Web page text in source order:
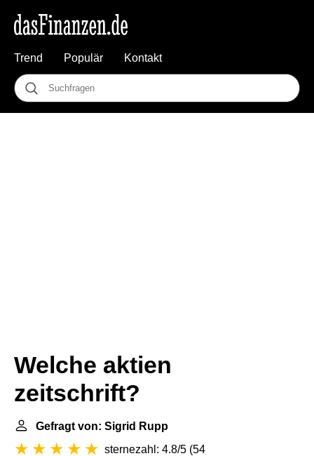
Trend Populär Kontakt
Welche aktien
zeitschrift?
Gefragt von: Sigrid Rupp
sternezahl: 4.8/5 (54